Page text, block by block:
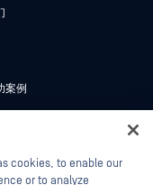
案例
cookies, to enable our
or to analyze
virtual assistant.